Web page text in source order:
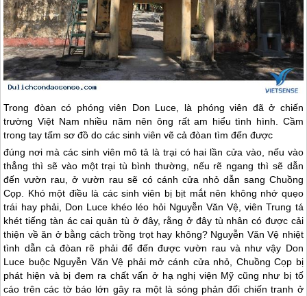
Trong đòan có phóng viên Don Luce, là phóng viên đã ở chiến
trường Việt Nam nhiều năm nên ông rất am hiểu tình hình. Cầm
trong tay tấm sơ đồ do các sinh viên vẽ cả đòan tìm đến được
đúng nơi mà các sinh viên mô tả là trại có hai lần cửa vào, nếu vào
thẳng thì sẽ vào một trại tù bình thường, nếu rẽ ngang thì sẽ dẫn
đến vườn rau, ở vườn rau sẽ có cánh cửa nhỏ dẫn sang Chuồng
Cọp. Khó một điều là các sinh viên bị bịt mắt nên không nhớ quẹo
trái hay phải, Don Luce khéo léo hỏi Nguyễn Văn Vệ, viên Trung tá
khét tiếng tàn ác cai quản tù ở đây, rằng ở đây tù nhân có được cải
thiện về ăn ở bằng cách trồng trọt hay không? Nguyễn Văn Vệ nhiệt
tình dẫn cả đòan rẽ phải để đến được vườn rau và như vậy Don
Luce buộc Nguyễn Văn Vệ phải mở cánh cửa nhỏ, Chuồng Cọp bị
phát hiện và bị đem ra chất vấn ở hạ nghị viện Mỹ cũng như bị tố
cáo trên các tờ báo lớn gây ra một là sóng phản đối chiến tranh ở